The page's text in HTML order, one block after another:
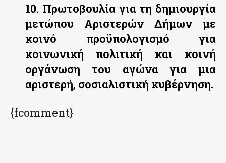
10. Πρωτοβουλία για τη δημιουργία
μετώπου Αριστερών Δήμων με
κοινό προϋπολογισμό για
κοινωνική πολιτική και κοινή
οργάνωση του αγώνα για μια
αριστερή, σοσιαλιστική κυβέρνηση.
{fcomment}